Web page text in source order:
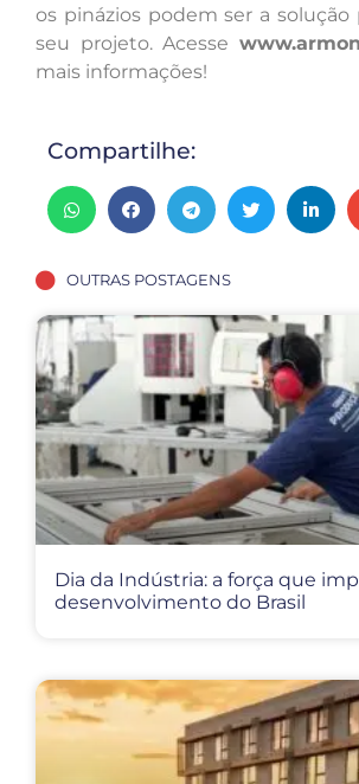
os pinázios podem ser a solução
seu projeto. Acesse
mais informações!
Compartilhe:
OUTRAS POSTAGENS
Dia da Indústria: a força que
desenvolvimento do Brasil